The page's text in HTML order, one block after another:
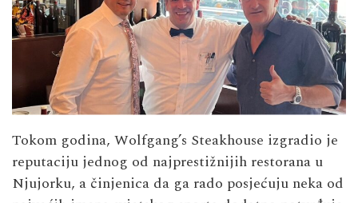
Tokom godina, Wolfgang’s Steakhouse izgradio je
reputaciju jednog od najprestižnijih restorana u
Njujorku, a činjenica da ga rado posjećuju neka od